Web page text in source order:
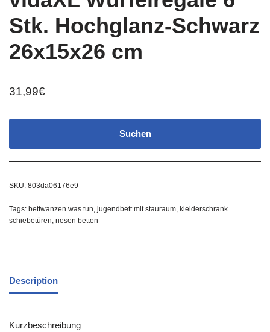
Stk. Hochglanz-Schwarz
26x15x26 cm
31,99€
Suchen
SKU: 803da06176e9
Tags: bettwanzen was tun, jugendbett mit stauraum, kleiderschrank
schiebetüren, riesen betten
Description
Kurzbeschreibung